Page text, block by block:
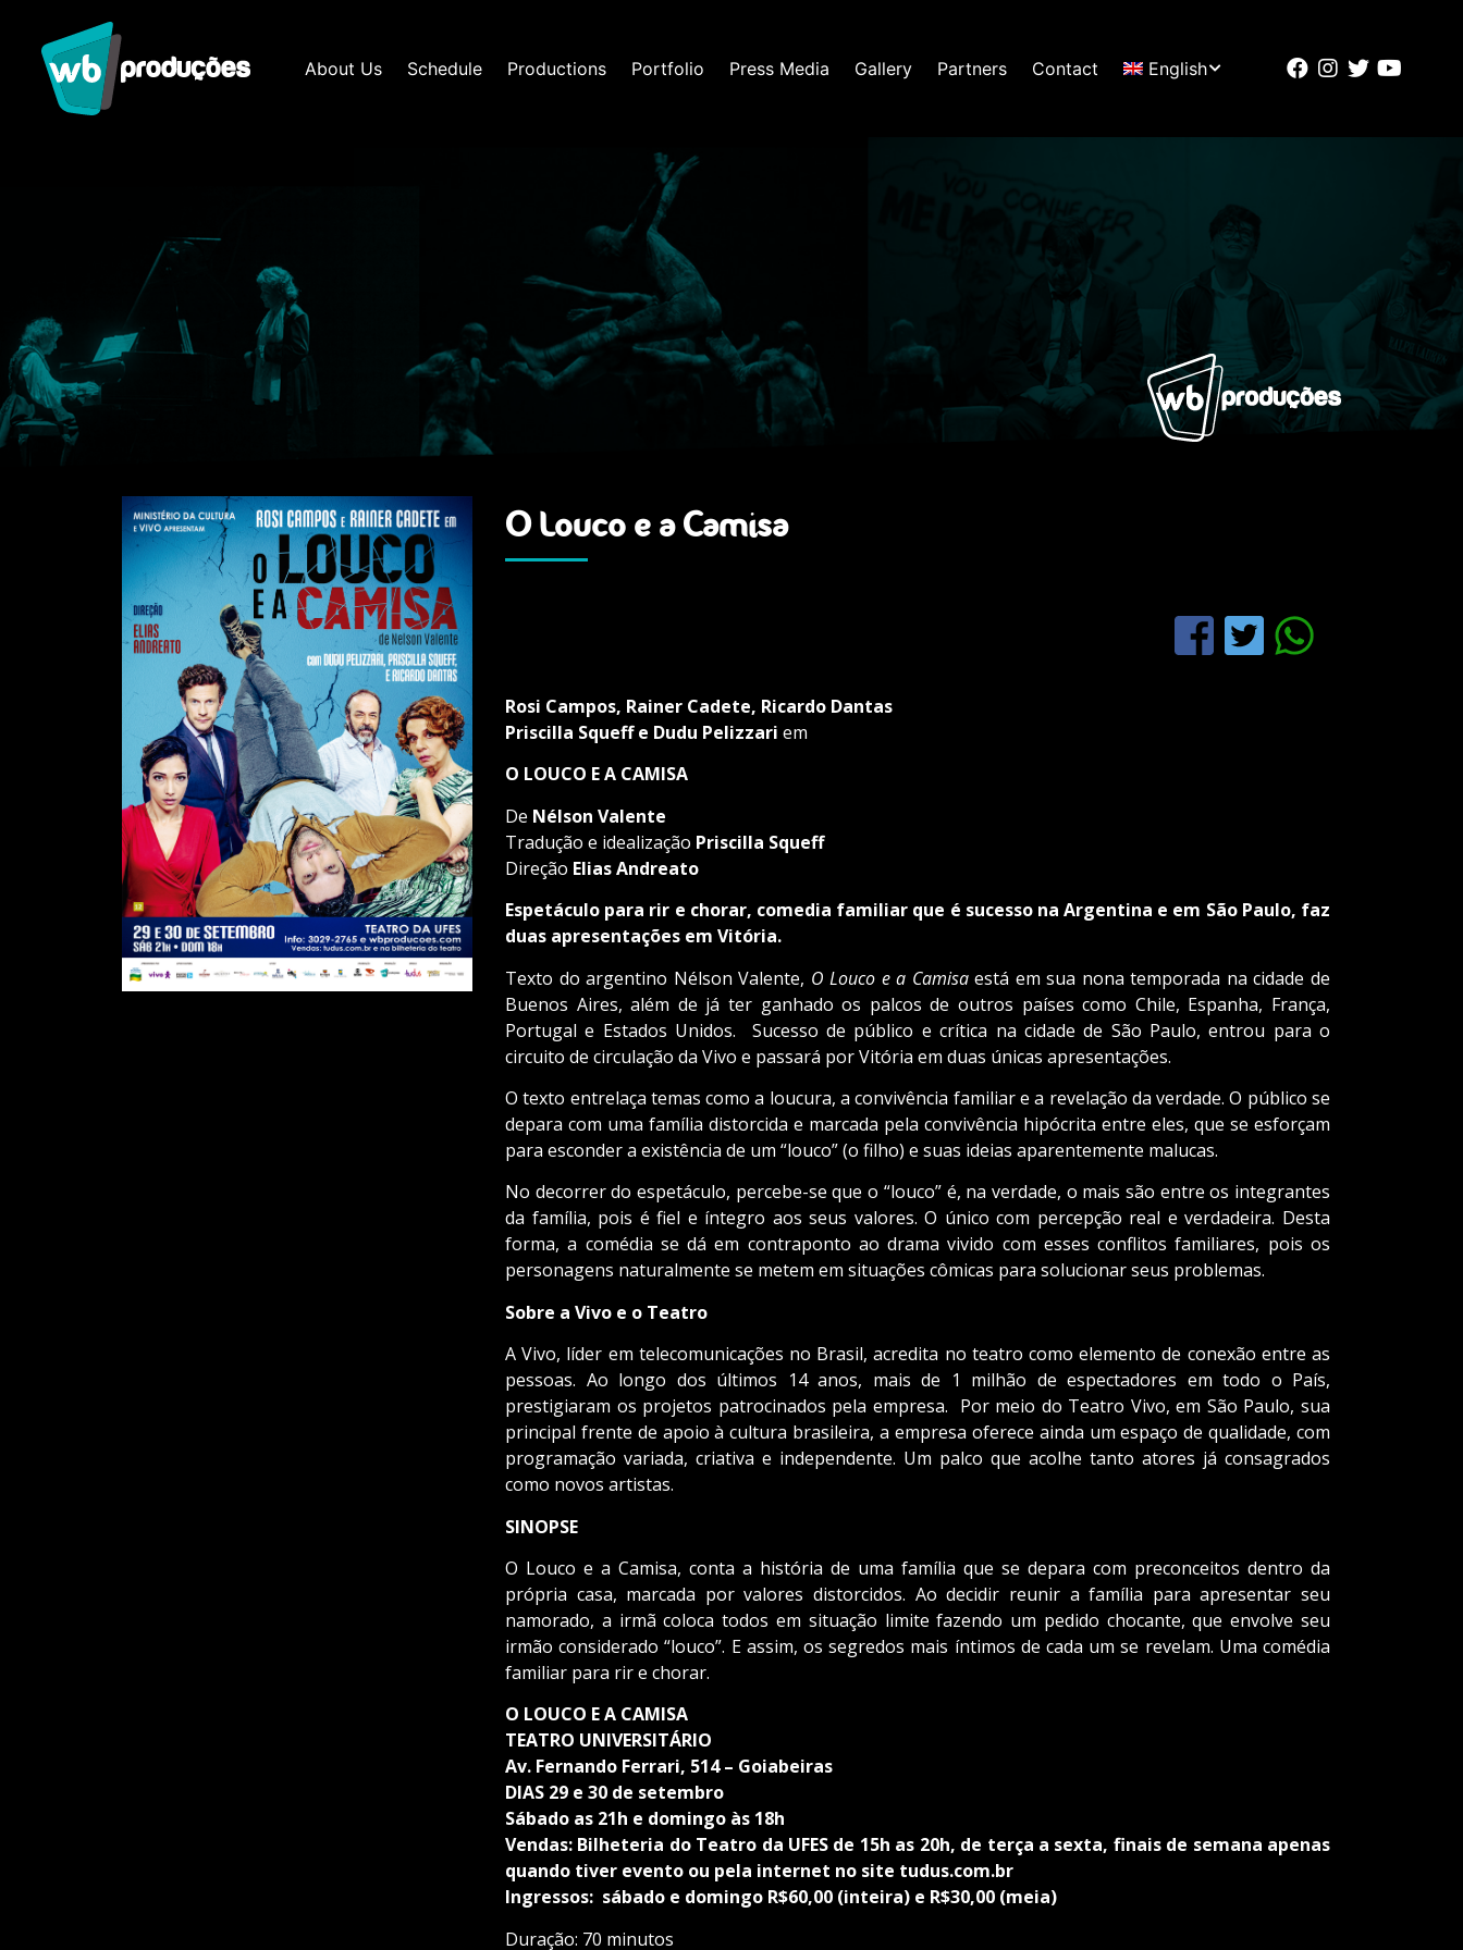
About Us Schedule Productions Portfolio Press Media Gallery Partners Contact English
O Louco e a Camisa
Rosi Campos, Rainer Cadete, Ricardo Dantas
Priscilla Squeff e Dudu Pelizzari em
O LOUCO E A CAMISA
De Nélson Valente
Tradução e idealização Priscilla Squeff
Direção Elias Andreato
Espetáculo para rir e chorar, comedia familiar que é sucesso na Argentina e em São Paulo, faz
duas apresentações em Vitória.
Texto do argentino Nélson Valente, O Louco e a Camisaestá em sua nona temporada na cidade de
Buenos Aires, além de já ter ganhado os palcos de outros países como Chile, Espanha, França,
Portugal e Estados Unidos. Sucesso de público e crítica na cidade de São Paulo, entrou para o
circuito de circulação da Vivo e passará por Vitória em duas únicas apresentações.
O texto entrelaça temas como a loucura, a convivência familiar e a revelação da verdade. O público se
depara com uma família distorcida e marcada pela convivência hipócrita entre eles, que se esforçam
para esconder a existência de um “louco” (o filho) e suas ideias aparentemente malucas.
No decorrer do espetáculo, percebe-se que o “louco” é, na verdade, o mais são entre os integrantes
da família, pois é fiel e íntegro aos seus valores. O único com percepção real e verdadeira. Desta
forma, a comédia se dá em contraponto ao drama vivido com esses conflitos familiares, pois os
personagens naturalmente se metem em situações cômicas para solucionar seus problemas.
Sobre a Vivo e o Teatro
A Vivo, líder em telecomunicações no Brasil, acredita no teatro como elemento de conexão entre as
pessoas. Ao longo dos últimos 14 anos, mais de 1 milhão de espectadores em todo o País,
prestigiaram os projetos patrocinados pela empresa. Por meio do Teatro Vivo, em São Paulo, sua
principal frente de apoio à cultura brasileira, a empresa oferece ainda um espaço de qualidade, com
programação variada, criativa e independente. Um palco que acolhe tanto atores já consagrados
como novos artistas.
SINOPSE
O Louco e a Camisa, conta a história de uma família que se depara com preconceitos dentro da
própria casa, marcada por valores distorcidos. Ao decidir reunir a família para apresentar seu
namorado, a irmã coloca todos em situação limite fazendo um pedido chocante, que envolve seu
irmão considerado “louco”. E assim, os segredos mais íntimos de cada um se revelam. Uma comédia
familiar para rir e chorar.
O LOUCO E A CAMISA
TEATRO UNIVERSITÁRIO
Av. Fernando Ferrari, 514 – Goiabeiras
DIAS 29 e 30 de setembro
Sábado as 21h e domingo às 18h
Vendas: Bilheteria do Teatro da UFES de 15h as 20h, de terça a sexta, finais de semana apenas
quando tiver evento ou pela internet no site tudus.com.br
Ingressos: sábado e domingo R$60,00 (inteira) e R$30,00 (meia)
Duração: 70 minutos